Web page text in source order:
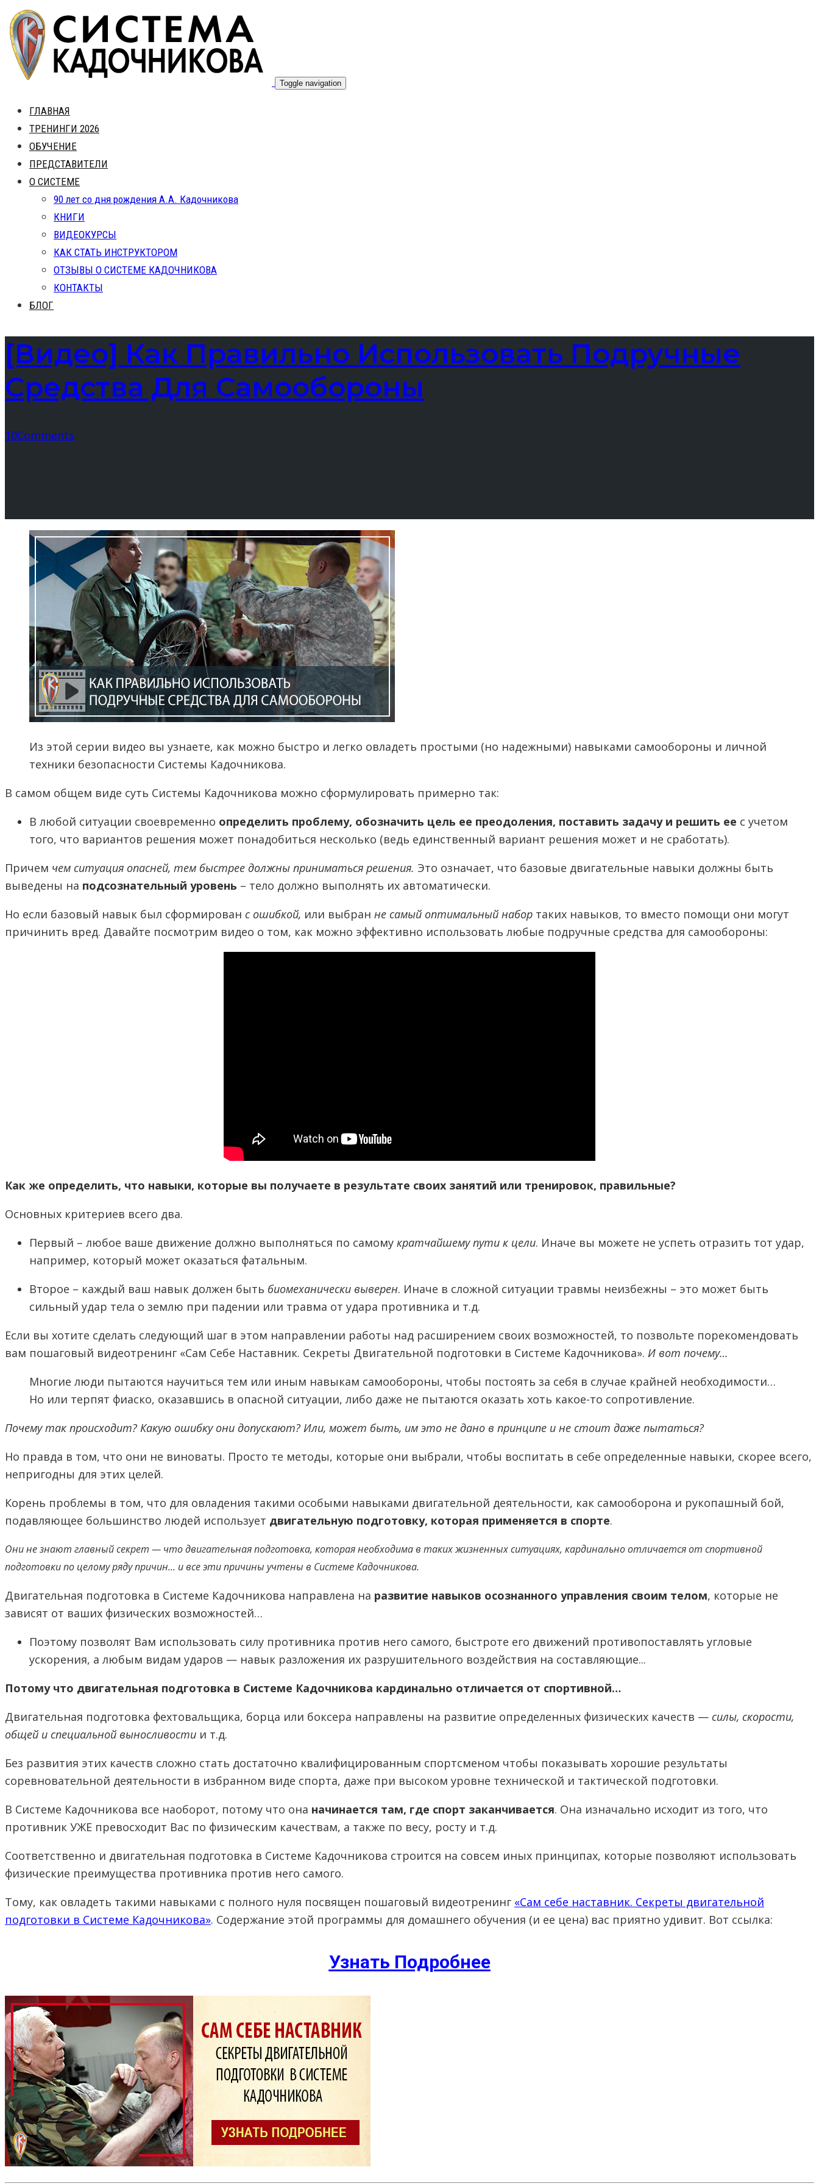
Skip
to
content
Toggle navigation
ГЛАВНАЯ
ТРЕНИНГИ 2026
ОБУЧЕНИЕ
ПРЕДСТАВИТЕЛИ
О СИСТЕМЕ
90 лет со дня рождения А.А. Кадочникова
КНИГИ
ВИДЕОКУРСЫ
КАК СТАТЬ ИНСТРУКТОРОМ
ОТЗЫВЫ О СИСТЕМЕ КАДОЧНИКОВА
КОНТАКТЫ
БЛОГ
[Видео] Как Правильно Использовать Подручные
Средства Для Самообороны
10Comments
Из этой серии видео вы узнаете, как можно быстро и легко овладеть простыми (но надежными) навыками самообороны и личной
техники безопасности Системы Кадочникова.
В самом общем виде суть Системы Кадочникова можно сформулировать примерно так:
В любой ситуации своевременно определить проблему, обозначить цель ее преодоления, поставить задачу и решить ее с учетом
того, что вариантов решения может понадобиться несколько (ведь единственный вариант решения может и не сработать).
Причем чем ситуация опасней, тем быстрее должны приниматься решения. Это означает, что базовые двигательные навыки должны быть
выведены на подсознательный уровень – тело должно выполнять их автоматически.
Но если базовый навык был сформирован с ошибкой, или выбран не самый оптимальный набор таких навыков, то вместо помощи они могут
причинить вред. Давайте посмотрим видео о том, как можно эффективно использовать любые подручные средства для самообороны:
Как же определить, что навыки, которые вы получаете в результате своих занятий или тренировок, правильные?
Основных критериев всего два.
Первый – любое ваше движение должно выполняться по самому кратчайшему пути к цели. Иначе вы можете не успеть отразить тот удар,
например, который может оказаться фатальным.
Второе – каждый ваш навык должен быть биомеханически выверен. Иначе в сложной ситуации травмы неизбежны – это может быть
сильный удар тела о землю при падении или травма от удара противника и т.д.
Если вы хотите сделать следующий шаг в этом направлении работы над расширением своих возможностей, то позвольте порекомендовать
вам пошаговый видеотренинг «Сам Себе Наставник. Секреты Двигательной подготовки в Системе Кадочникова». И вот почему…
Многие люди пытаются научиться тем или иным навыкам самообороны, чтобы постоять за себя в случае крайней необходимости…
Но или терпят фиаско, оказавшись в опасной ситуации, либо даже не пытаются оказать хоть какое-то сопротивление.
Почему так происходит? Какую ошибку они допускают? Или, может быть, им это не дано в принципе и не стоит даже пытаться?
Но правда в том, что они не виноваты. Просто те методы, которые они выбрали, чтобы воспитать в себе определенные навыки, скорее всего,
непригодны для этих целей.
Корень проблемы в том, что для овладения такими особыми навыками двигательной деятельности, как самооборона и рукопашный бой,
подавляющее большинство людей использует двигательную подготовку, которая применяется в спорте.
Они не знают главный секрет — что двигательная подготовка, которая необходима в таких жизненных ситуациях, кардинально отличается от спортивной
подготовки по целому ряду причин... и все эти причины учтены в Системе Кадочникова.
Двигательная подготовка в Системе Кадочникова направлена на развитие навыков осознанного управления своим телом, которые не
зависят от ваших физических возможностей…
Поэтому позволят Вам использовать силу противника против него самого, быстроте его движений противопоставлять угловые
ускорения, а любым видам ударов — навык разложения их разрушительного воздействия на составляющие...
Потому что двигательная подготовка в Системе Кадочникова кардинально отличается от спортивной…
Двигательная подготовка фехтовальщика, борца или боксера направлены на развитие определенных физических качеств — силы, скорости,
общей и специальной выносливости и т.д.
Без развития этих качеств сложно стать достаточно квалифицированным спортсменом чтобы показывать хорошие результаты
соревновательной деятельности в избранном виде спорта, даже при высоком уровне технической и тактической подготовки.
В Системе Кадочникова все наоборот, потому что она начинается там, где спорт заканчивается. Она изначально исходит из того, что
противник УЖЕ превосходит Вас по физическим качествам, а также по весу, росту и т.д.
Соответственно и двигательная подготовка в Системе Кадочникова строится на совсем иных принципах, которые позволяют использовать
физические преимущества противника против него самого.
Тому, как овладеть такими навыками с полного нуля посвящен пошаговый видеотренинг «Сам себе наставник. Секреты двигательной
подготовки в Системе Кадочникова». Содержание этой программы для домашнего обучения (и ее цена) вас приятно удивит. Вот ссылка:
Узнать Подробнее